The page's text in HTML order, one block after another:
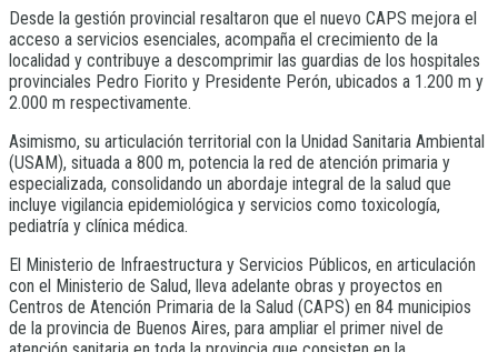
Desde la gestión provincial resaltaron que el nuevo CAPS mejora el
acceso a servicios esenciales, acompaña el crecimiento de la
localidad y contribuye a descomprimir las guardias de los hospitales
provinciales Pedro Fiorito y Presidente Perón, ubicados a 1.200 m y
2.000 m respectivamente.
Asimismo, su articulación territorial con la Unidad Sanitaria Ambiental
(USAM), situada a 800 m, potencia la red de atención primaria y
especializada, consolidando un abordaje integral de la salud que
incluye vigilancia epidemiológica y servicios como toxicología,
pediatría y clínica médica.
El Ministerio de Infraestructura y Servicios Públicos, en articulación
con el Ministerio de Salud, lleva adelante obras y proyectos en
Centros de Atención Primaria de la Salud (CAPS) en 84 municipios
de la provincia de Buenos Aires, para ampliar el primer nivel de